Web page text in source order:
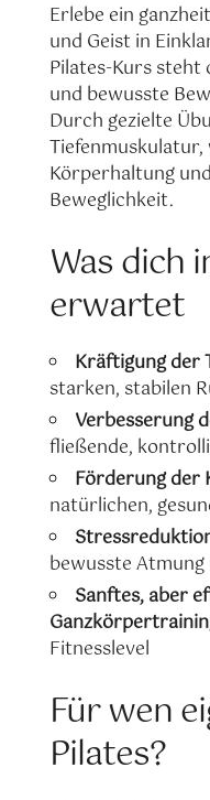
Erlebe ein
und Geist in
Pilates-Kurs
und bewusste
Durch gezielte
Körperhaltung
Beweglichkeit.
Was dich
erwartet
Kräftigung der
starken, stabilen
Verbesserung
fließende,
Förderung der
natürlichen,
bewusste
Sanftes, aber
Fitnesslevel
Für wen
Pilates?